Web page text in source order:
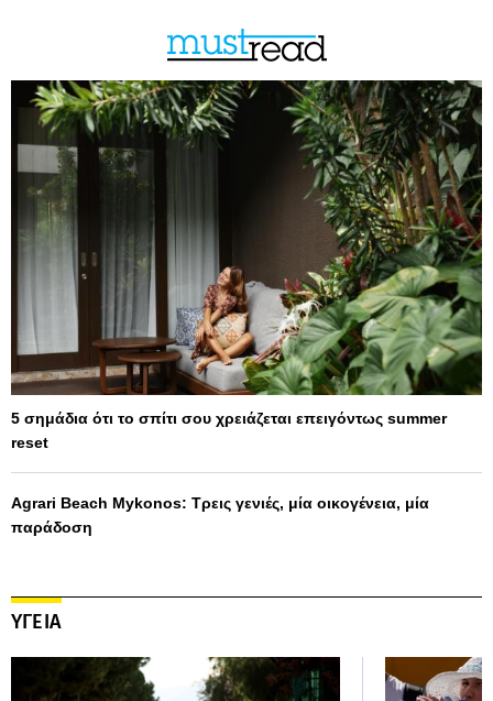
5 σημάδια ότι το σπίτι σου χρειάζεται επειγόντως summer
reset
Agrari Beach Mykonos: Τρεις γενιές, μία οικογένεια, μία
παράδοση
ΥΓΕΙΑ